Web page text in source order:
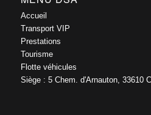
Accueil
Transport VIP
Prestations
Tourisme
Flotte véhicules
Siège : 5 Chem. d'Arnauton, 33610